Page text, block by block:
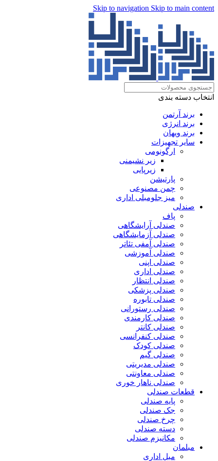
Skip to navigation Skip to main content
انتخاب دسته بندی
برند آرتمن
برند انرژی
برند ویهان
سایر تجهیزات
ارگونومی
زیر نشیمنی
زیرپایی
پارتیشن
چمن مصنوعی
میز جلومبلی اداری
صندلی
پاف
صندلی آرایشگاهی
صندلی آزمایشگاهی
صندلی آمفی تئاتر
صندلی آموزشی
صندلی اپنی
صندلی اداری
صندلی انتظار
صندلی پزشکی
صندلی تابوره
صندلی رستورانی
صندلی کارمندی
صندلی کانتر
صندلی کنفرانسی
صندلی کودک
صندلی گیم
صندلی مدیریتی
صندلی معاونتی
صندلی ناهار خوری
قطعات صندلی
پایه صندلی
جک صندلی
چرخ صندلی
دسته صندلی
مکانیزم صندلی
مبلمان
مبل اداری